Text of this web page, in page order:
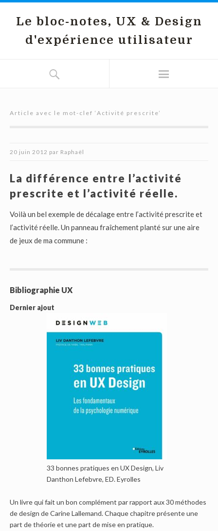
Le bloc-notes, UX & Design
d'expérience utilisateur
Article avec le mot-clef ‘ Activité prescrite’
20 juin 2012 par Raphaël
La différence entre l’activité
prescrite et l’activité réelle.
Voilà un bel exemple de décalage entre l’activité prescrite et
l’activité réelle. Un panneau fraîchement planté sur une aire
de jeux de ma commune :
Bibliographie UX
Dernier ajout
33 bonnes pratiques en UX Design, Liv
Danthon Lefebvre, ED. Eyrolles
Un livre qui fait un bon complément par rapport aux 30 méthodes
de design de Carine Lallemand. Chaque chapitre présente une
part de théorie et une part de mise en pratique.